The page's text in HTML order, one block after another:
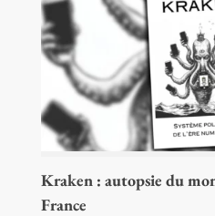
Kraken : autopsie du
France